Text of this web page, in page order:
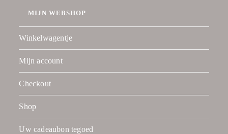
MIJN WEBSHOP
Winkelwagentje
Mijn account
Checkout
Shop
Uw cadeaubon tegoed